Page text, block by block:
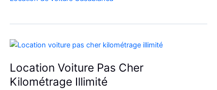
voiture
au
Maroc
pour
explorer
l’Atlas
et
Location Voiture Pas Cher
Kilométrage Illimité